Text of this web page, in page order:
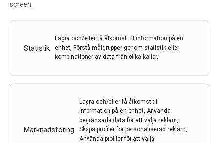
screen.
Statistik
Lagra och/eller få åtkomst till information på en
enhet, Förstå målgrupper genom statistik eller
kombinationer av data från olika källor.
Marknadsföring
Lagra och/eller få åtkomst till
information på en enhet, Använda
begränsade data för att välja reklam,
Skapa profiler för personaliserad reklam,
Använda profiler för att välja
Caroline Ingre söker efter
orsaken till ALS
Evelyn Pesikan, Foto: Pär Olsson